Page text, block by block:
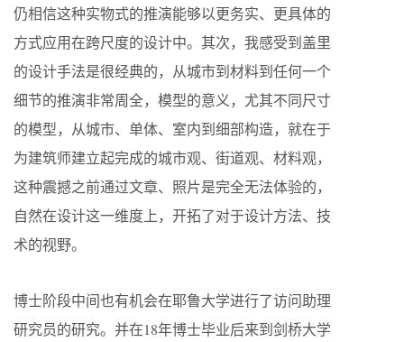
仍相信这种实物式的推演能够以更务实、更具体的
方式应用在跨尺度的设计中。其次，我感受到盖里
的设计手法是很经典的，从城市到材料到任何一个
细节的推演非常周全，模型的意义，尤其不同尺寸
的模型，从城市、单体、室内到细部构造，就在于
为建筑师建立起完成的城市观、街道观、材料观，
这种震撼之前通过文章、照片是完全无法体验的，
自然在设计这一维度上，开拓了对于设计方法、技
术的视野。
博士阶段中间也有机会在耶鲁大学进行了访问助理
研究员的研究。并在18年博士毕业后来到剑桥大学